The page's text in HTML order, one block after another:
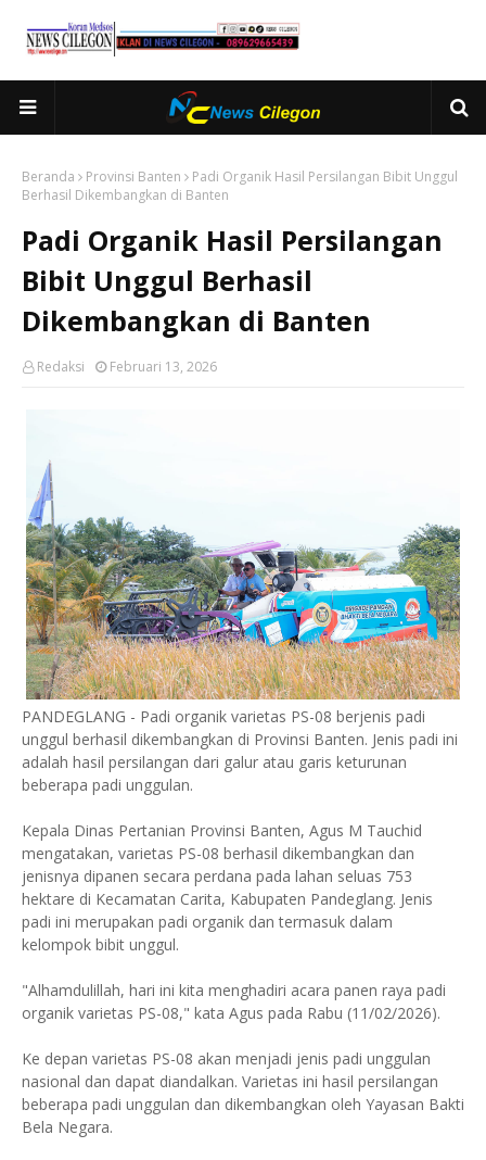
Beranda Provinsi Banten
Padi Organik Hasil Persilangan Bibit Unggul
Berhasil Dikembangkan di Banten
Padi Organik Hasil Persilangan
Bibit Unggul Berhasil
Dikembangkan di Banten
Redaksi Februari 13, 2026
PANDEGLANG - Padi organik varietas PS-08 berjenis padi
unggul berhasil dikembangkan di Provinsi Banten. Jenis padi ini
adalah hasil persilangan dari galur atau garis keturunan
beberapa padi unggulan.
Kepala Dinas Pertanian Provinsi Banten, Agus M Tauchid
mengatakan, varietas PS-08 berhasil dikembangkan dan
jenisnya dipanen secara perdana pada lahan seluas 753
hektare di Kecamatan Carita, Kabupaten Pandeglang. Jenis
padi ini merupakan padi organik dan termasuk dalam
kelompok bibit unggul.
"Alhamdulillah, hari ini kita menghadiri acara panen raya padi
organik varietas PS-08," kata Agus pada Rabu (11/02/2026).
Ke depan varietas PS-08 akan menjadi jenis padi unggulan
nasional dan dapat diandalkan. Varietas ini hasil persilangan
beberapa padi unggulan dan dikembangkan oleh Yayasan Bakti
Bela Negara.